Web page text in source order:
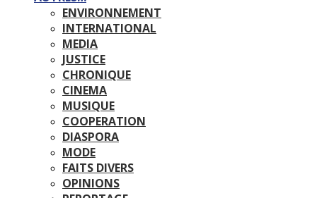
ENVIRONNEMENT
INTERNATIONAL
MEDIA
JUSTICE
CHRONIQUE
CINEMA
MUSIQUE
COOPERATION
DIASPORA
MODE
FAITS DIVERS
OPINIONS